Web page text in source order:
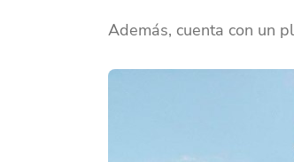
Además, cuenta con un